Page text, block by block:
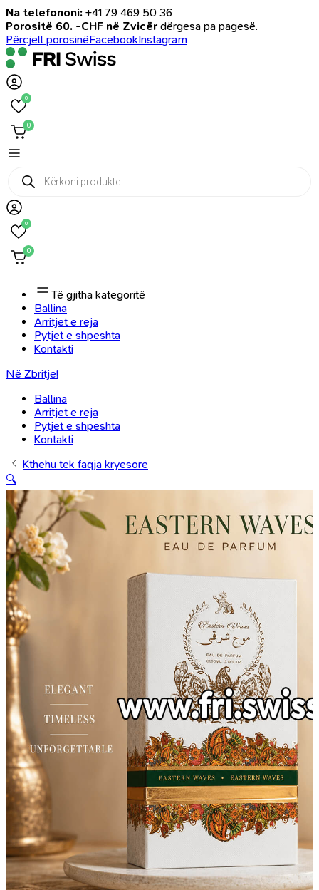
Na telefononi: +41 79 469 50 36
Porositë 60. -CHF në Zvicër dërgesa pa pagesë.
Përcjell porosinëFacebookInstagram
0
0
Products
search
0
0
Të gjitha kategoritë
Ballina
Arritjet e reja
Pytjet e shpeshta
Kontakti
Në Zbritje!
Ballina
Arritjet e reja
Pytjet e shpeshta
Kontakti
Kthehu tek faqja kryesore
🔍